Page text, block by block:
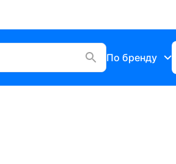
По бренду